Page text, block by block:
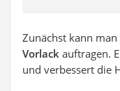
Zunächst kann
Vorlack auftragen.
und verbessert die